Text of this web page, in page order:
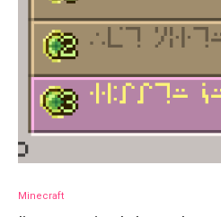
Minecraft